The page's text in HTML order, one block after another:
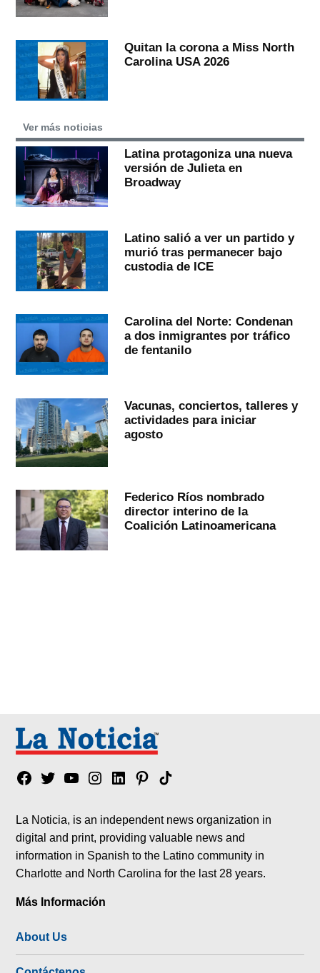
Quitan la corona a Miss North
Carolina USA 2026
Ver más noticias
Latina protagoniza una nueva
versión de Julieta en
Broadway
Latino salió a ver un partido y
murió tras permanecer bajo
custodia de ICE
Carolina del Norte: Condenan
a dos inmigrantes por tráfico
de fentanilo
Vacunas, conciertos, talleres y
actividades para iniciar
agosto
Federico Ríos nombrado
director interino de la
Coalición Latinoamericana
Facebook
TwitterYouTubeInstagram
LinkedinPinterest
Tik
La Noticia, is an independent news organization in
digital and print, providing valuable news and
information in Spanish to the Latino community in
Charlotte and North Carolina for the last 28 years.
Más Información
About Us